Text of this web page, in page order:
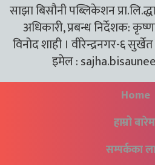
साझा बिसौनी पब्लिकेशन
अधिकारी, प्रबन्ध निर्देशक:
विनोद शाही । वीरेन्द्रनगर-६
इमेल :
Home
हाम्रो
सम्पर्कका